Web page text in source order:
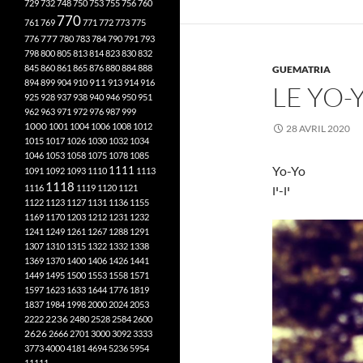
GUEMATRIA
LE YO-
28 AVRIL 2020
Yo-Yo
יו-יו
729732748750753755756760
761 769 770771 772773775
776777780783784790791 793
798800805813814823830832
845860861 865876880884888
894899904910 911 913914916
925928937938940946950951
962963971 972976987999
1000 1001 1004 1006 1008 1012
1015 1017 1026 1030 1032 1034
1046 1053 1058 1075 1078 1085
1091 1092 1093 1110 1111 1113
1116 1118 1119 1120 1121
1122 1123 1127 1131 1136 1155
1169 1170 1203 1212 1231 1232
1241 1249 1261 1267 1288 1291
1307 1310 1315 1322 1332 1338
1369 1370 1400 1406 1426 1441
1449 1495 1500 1553 1558 1571
1597 1623 1633 1644 1776 1819
1837 1984 1998 2000 2024 2053
2222 2236 2480 2528 2584 2600
2626 2666 2701 300030923333
377340004181 4694 5236 5954